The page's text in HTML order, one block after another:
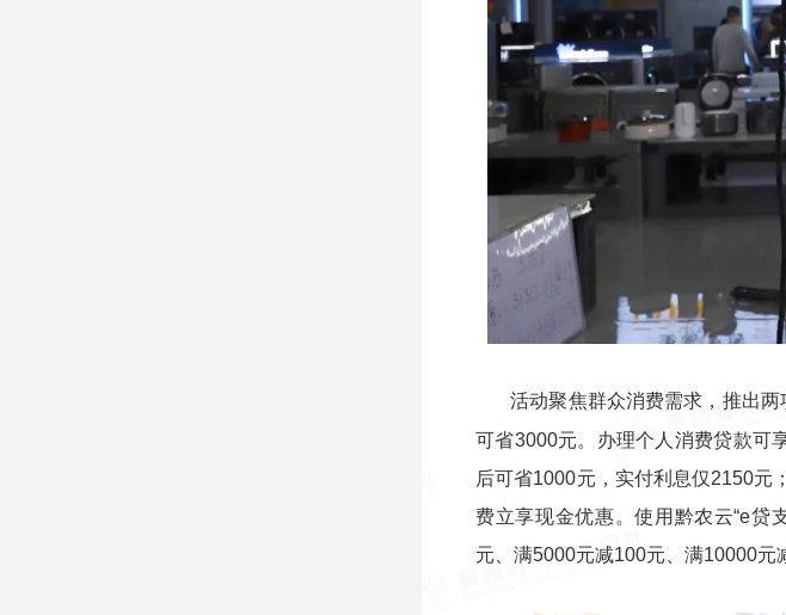
活动聚焦群众消费需求，推出
可省3000元。办理个人消费贷款可
后可省1000元，实付利息仅2150元
费立享现金优惠。使用黔农云“e贷
元、满5000元减100元、满10000元